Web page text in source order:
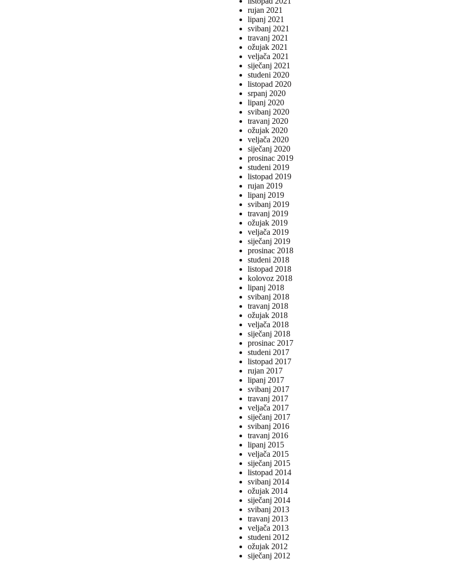
rujan 2021
lipanj 2021
svibanj 2021
travanj 2021
ožujak 2021
veljača 2021
siječanj 2021
studeni 2020
listopad 2020
srpanj 2020
lipanj 2020
svibanj 2020
travanj 2020
ožujak 2020
veljača 2020
siječanj 2020
prosinac 2019
studeni 2019
listopad 2019
rujan 2019
lipanj 2019
svibanj 2019
travanj 2019
ožujak 2019
veljača 2019
siječanj 2019
prosinac 2018
studeni 2018
listopad 2018
kolovoz 2018
lipanj 2018
svibanj 2018
travanj 2018
ožujak 2018
veljača 2018
siječanj 2018
prosinac 2017
studeni 2017
listopad 2017
rujan 2017
lipanj 2017
svibanj 2017
travanj 2017
veljača 2017
siječanj 2017
svibanj 2016
travanj 2016
lipanj 2015
veljača 2015
siječanj 2015
listopad 2014
svibanj 2014
ožujak 2014
siječanj 2014
svibanj 2013
travanj 2013
veljača 2013
studeni 2012
ožujak 2012
siječanj 2012